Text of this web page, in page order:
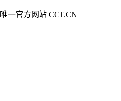
一官方网站 CCT.CN